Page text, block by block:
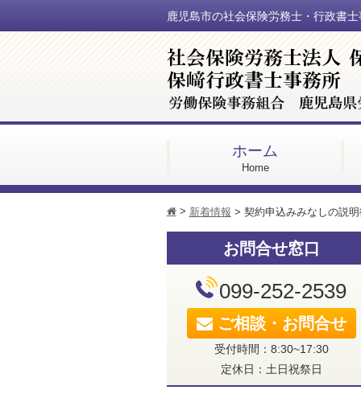
鹿児島市の社会保険労務士・行政書
ホーム
Home
h> 新着情報 > 契約申込みみなしの説
お問合せ窓口
099-252-2539
ご相談・お問合せ
受付時間：8:30~17:30
定休日：土日祝祭日